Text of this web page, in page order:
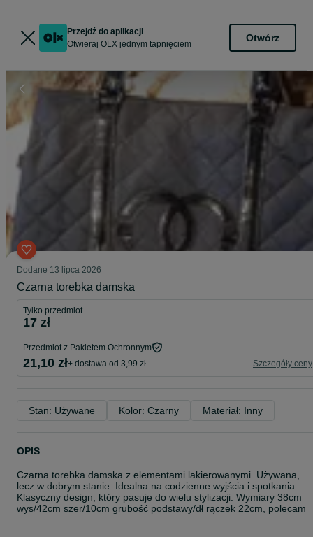
Przejdź do aplikacji
Otwieraj OLX jednym tapnięciem
Otwórz
Dodane 13 lipca 2026
Czarna torebka damska
Tylko przedmiot
17 zł
Przedmiot z Pakietem Ochronnym
21,10 zł+ dostawa od 3,99 zł Szczegóły ceny
Stan: Używane Kolor: Czarny Materiał: Inny
OPIS
Czarna torebka damska z elementami lakierowanymi. Używana,
lecz w dobrym stanie. Idealna na codzienne wyjścia i spotkania.
Klasyczny design, który pasuje do wielu stylizacji. Wymiary 38cm
wys/42cm szer/10cm grubość podstawy/dł rączek 22cm, polecam